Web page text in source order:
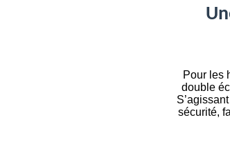
Pour les
double
sécurité,